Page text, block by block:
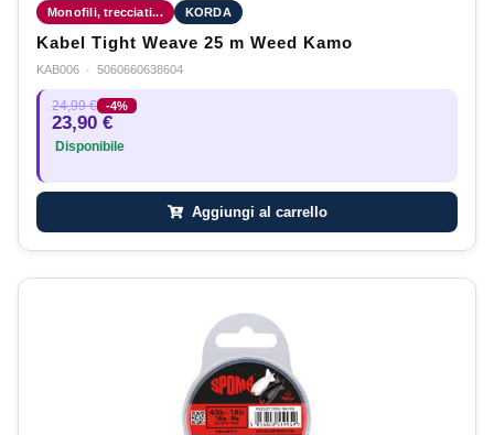
Monofili, trecciati... KORDA
Kabel Tight Weave 25 m Weed Kamo
KAB006 · 5060660638604
24,99 € -4%
23,90 €
Disponibile
Aggiungi al carrello